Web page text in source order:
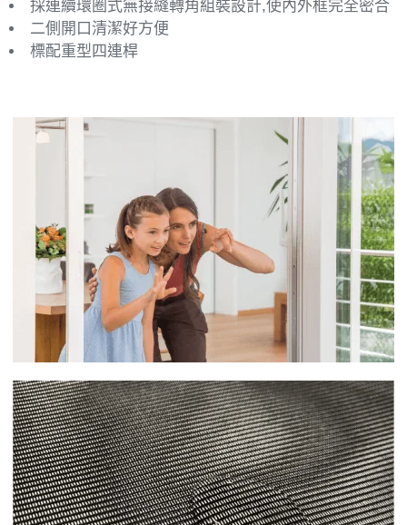
採連續環圈式無接縫轉角組裝設計,使內外框完全密合
二側開口清潔好方便
標配重型四連桿